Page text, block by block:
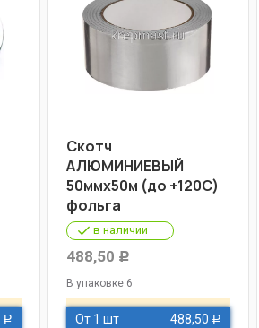
Р
Скотч
АЛЮМИНИЕВЫЙ
50ммх50м (до +120С)
фольга
в наличии
488,50 Р
В упаковке 6
От 1 шт 488,50 Р